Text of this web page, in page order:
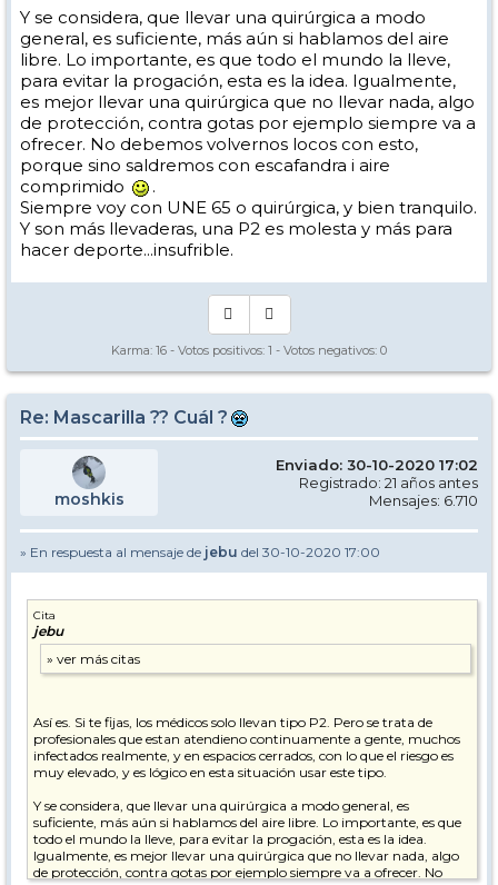
Y se considera, que llevar una quirúrgica a modo
general, es suficiente, más aún si hablamos del aire
libre. Lo importante, es que todo el mundo la lleve,
para evitar la progación, esta es la idea. Igualmente,
es mejor llevar una quirúrgica que no llevar nada, algo
de protección, contra gotas por ejemplo siempre va a
ofrecer. No debemos volvernos locos con esto,
porque sino saldremos con escafandra i aire
comprimido
.
Siempre voy con UNE 65 o quirúrgica, y bien tranquilo.
Y son más llevaderas, una P2 es molesta y más para
hacer deporte...insufrible.
Karma: 16 - Votos positivos: 1 - Votos negativos: 0
Re: Mascarilla ?? Cuál ?
moshkis
Enviado: 30-10-2020 17:02
Registrado: 21 años antes
Mensajes: 6.710
» En respuesta al mensaje de jebu del 30-10-2020 17:00
Cita
jebu
Así es. Si te fijas, los médicos solo llevan tipo P2. Pero se trata de
profesionales que estan atendieno continuamente a gente, muchos
infectados realmente, y en espacios cerrados, con lo que el riesgo es
muy elevado, y es lógico en esta situación usar este tipo.
Y se considera, que llevar una quirúrgica a modo general, es
suficiente, más aún si hablamos del aire libre. Lo importante, es que
todo el mundo la lleve, para evitar la progación, esta es la idea.
Igualmente, es mejor llevar una quirúrgica que no llevar nada, algo
de protección, contra gotas por ejemplo siempre va a ofrecer. No